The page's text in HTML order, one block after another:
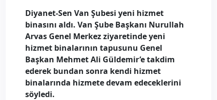
Diyanet-Sen Van Şubesi yeni hizmet
binasını aldı. Van Şube Başkanı Nurullah
Arvas Genel Merkez ziyaretinde yeni
hizmet binalarının tapusunu Genel
Başkan Mehmet Ali Güldemir’e takdim
ederek bundan sonra kendi hizmet
binalarında hizmete devam edeceklerini
söyledi.